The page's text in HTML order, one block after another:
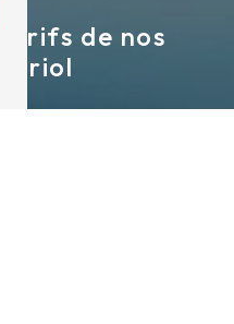
de nos